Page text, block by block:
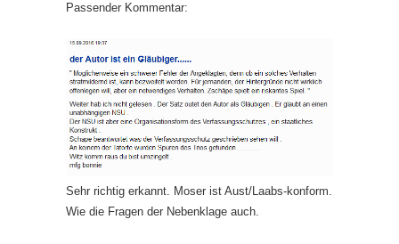
Passender Kommentar:
Sehr richtig erkannt. Moser ist Aust/Laabs-konform.
Wie die Fragen der Nebenklage auch.